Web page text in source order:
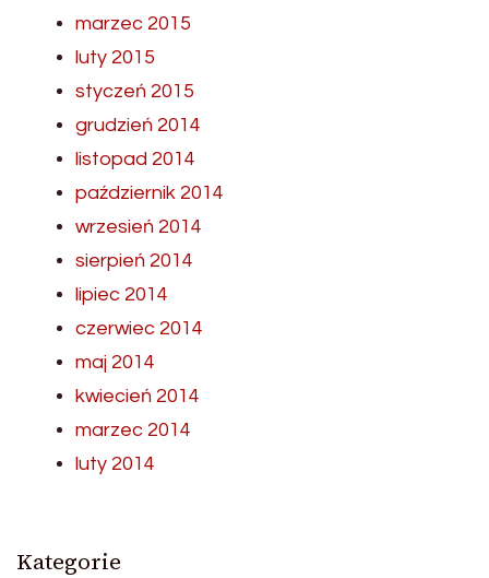
marzec 2015
luty 2015
styczeń 2015
grudzień 2014
listopad 2014
październik 2014
wrzesień 2014
sierpień 2014
lipiec 2014
czerwiec 2014
maj 2014
kwiecień 2014
marzec 2014
luty 2014
Kategorie